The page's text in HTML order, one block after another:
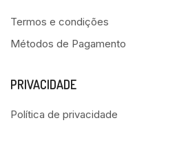
Termos e condições
Métodos de Pagamento
PRIVACIDADE
Política de privacidade